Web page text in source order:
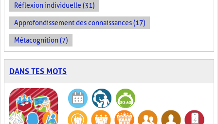
Réflexion individuelle (31)
Approfondissement des connaissances (17)
Métacognition (7)
DANS TES MOTS